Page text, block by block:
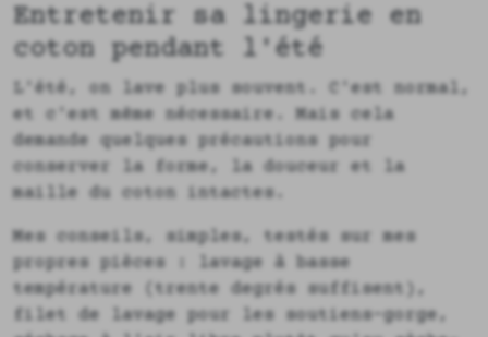
Entretenir sa lingerie en
coton pendant l'été
L'été, on lave plus souvent. C'est normal,
et c'est même nécessaire. Mais cela
demande quelques précautions pour
conserver la forme, la douceur et la
maille du coton intactes.
Mes conseils, simples, testés sur mes
propres pièces : lavage à basse
température (trente degrés suffisent),
filet de lavage pour les soutiens-gorge,